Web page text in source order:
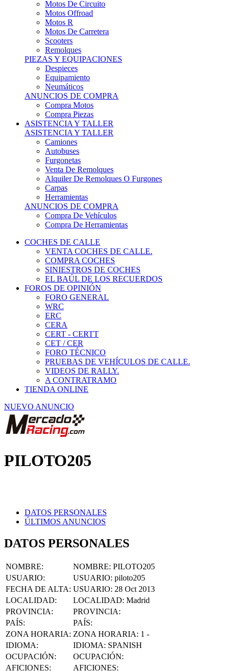
Motos R
Motos De Carretera
Scooters
Remolques
PIEZAS Y EQUIPACIONES
Despieces
Equipamiento
Neumáticos
ANUNCIOS DE COMPRA
Compra Motos
Compra Piezas
ASISTENCIA Y TALLER
ASISTENCIA Y TALLER
Camiones
Autobuses
Furgonetas
Venta De Remolques
Alquiler De Remolques O Furgones
Carpas
Herramientas
ANUNCIOS DE COMPRA
Compra De Vehículos
Compra De Herramientas
COCHES DE CALLE
VENTA COCHES DE CALLE.
COMPRA COCHES
SINIESTROS DE COCHES
EL BAÚL DE LOS RECUERDOS
FOROS DE OPINIÓN
FORO GENERAL
WRC
ERC
CERA
CERT - CERTT
CET / CER
FORO TÉCNICO
PRUEBAS DE VEHÍCULOS DE CALLE.
VIDEOS DE RALLY.
A CONTRATRAMO
TIENDA ONLINE
NUEVO ANUNCIO
ÚLTIMOS ANUNCIOS
USUARIO
USUARIO: piloto205
FECHA DE ALTA
USUARIO: 28 Oct 2013
LOCALIDAD: LOCALIDAD: Madrid
PROVINCIA:
PROVINCIA:
PAÍS:
PAÍS:
ZONA HORARIA
ZONA HORARIA:
IDIOMA: IDIOMA: SPANISH
OCUPACIÓN
OCUPACIÓN:
AFICIONES:
AFICIONES:
SITIO WEB:
SITIO WEB: